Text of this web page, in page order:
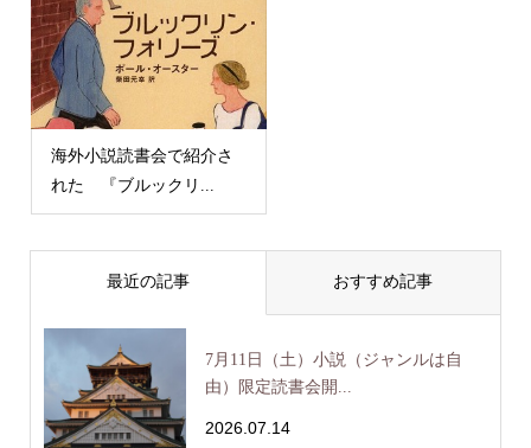
海外小説読書会で紹介さ
れた 『ブルックリ...
最近の記事 おすすめ記事
7月11日（土）小説（ジャンルは自
由）限定読書会開...
2026.07.14